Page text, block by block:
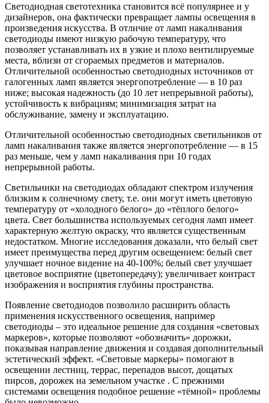
Светодиодная светотехника становится всё популярнее и у
дизайнеров, она фактически превращает лампы освещения в
произведения искусства. В отличие от ламп накаливания
светодиоды имеют низкую рабочую температуру, что
позволяет устанавливать их в узкие и плохо вентилируемые
места, вблизи от сгораемых предметов и материалов.
Отличительной особенностью светодиодных источников от
галогенных ламп является энергопотребление — в 10 раз
ниже; высокая надежность (до 10 лет непрерывной работы),
устойчивость к вибрациям; минимизация затрат на
обслуживание, замену и эксплуатацию.
Отличительной особенностью светодиодных светильников от
ламп накаливания также является энергопотребление — в 15
раз меньше, чем у ламп накаливания при 10 годах
непрерывной работы.
Светильники на светодиодах обладают спектром излучения
близким к солнечному свету, т.е. они могут иметь цветовую
температуру от «холодного белого» до «тёплого белого»
цвета. Свет большинства используемых сегодня ламп имеет
характерную желтую окраску, что является существенным
недостатком. Многие исследования доказали, что белый свет
имеет преимущества перед другим освещением: белый свет
улучшает ночное видение на 40-100%; белый свет улучшает
цветовое восприятие (цветопередачу); увеличивает контраст
изображения и восприятия глубины пространства.
Появление светодиодов позволило расширить область
применения искусственного освещения, например
светодиоды – это идеальное решение для создания «световых
маркеров», которые позволяют «обозначить» дорожки,
показывая направление движения и создавая дополнительный
эстетический эффект. «Световые маркеры» помогают в
освещении лестниц, террас, перепадов высот, дощатых
пирсов, дорожек на земельном участке . С прежними
системами освещения подобное решение «тёмной» проблемы